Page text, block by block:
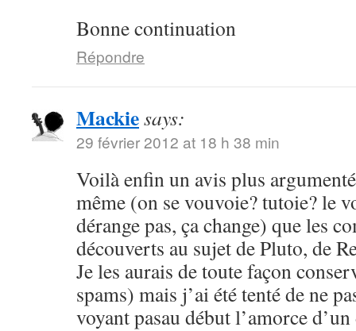
Bonne continuation
Répondre
Mackiesays:
29 février 2012 at 18 h 38 min
Voilà enfin un avis plus
même (on se vouvoie? tutoie? le
dérange pas, ça change) que les
découverts au sujet de Pluto, de
Je les aurais de toute façon
spams) mais j’ai été tenté de ne
voyant pasau début l’amorce